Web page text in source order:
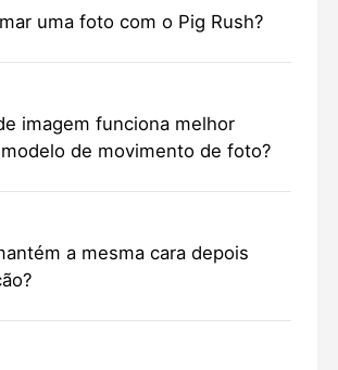
uma foto com o Pig Rush?
imagem funciona melhor
de movimento de foto?
a mesma cara depois